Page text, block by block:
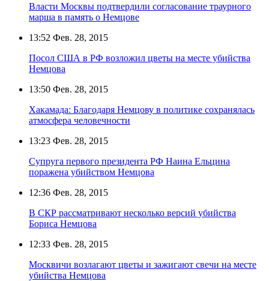
Власти Москвы подтвердили согласование траурного
марша в память о Немцове
13:52 Фев. 28, 2015
Посол США в РФ возложил цветы на месте убийства
Немцова
13:50 Фев. 28, 2015
Хакамада: Благодаря Немцову в политике сохранялась
атмосфера человечности
13:23 Фев. 28, 2015
Супруга первого президента РФ Наина Ельцина
поражена убийством Немцова
12:36 Фев. 28, 2015
В СКР рассматривают несколько версий убийства
Бориса Немцова
12:33 Фев. 28, 2015
Москвичи возлагают цветы и зажигают свечи на месте
убийства Немцова